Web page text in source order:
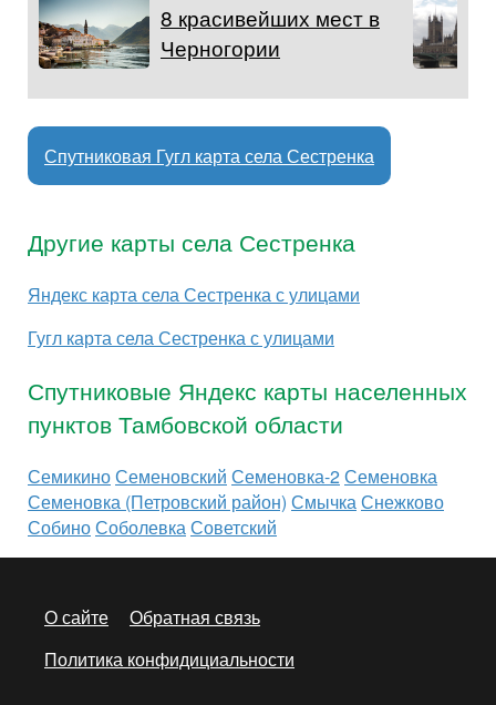
8 красивейших мест в
Черногории
Спутниковая Гугл карта села Сестренка
Другие карты села Сестренка
Яндекс карта села Сестренка с улицами
Гугл карта села Сестренка с улицами
Спутниковые Яндекс карты населенных
пунктов Тамбовской области
СемикиноСеменовский Семеновка-2Семеновка
Семеновка (Петровский район) Смычка Снежково
СобиноСоболевка Советский
О сайте
Обратная связь
Политика конфидициальности